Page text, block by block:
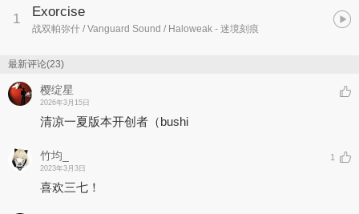
1 Exorcise
战双帕弥什 / Vanguard Sound / Haloweak - 迷境刻痕
最新评论(23)
樱绽星
2026年3月15日
清凉一夏版本开创者（bushi
竹均_
2023年3月3日
1
喜欢三七！